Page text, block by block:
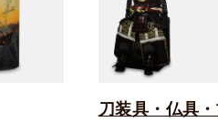
刀装具・仏具